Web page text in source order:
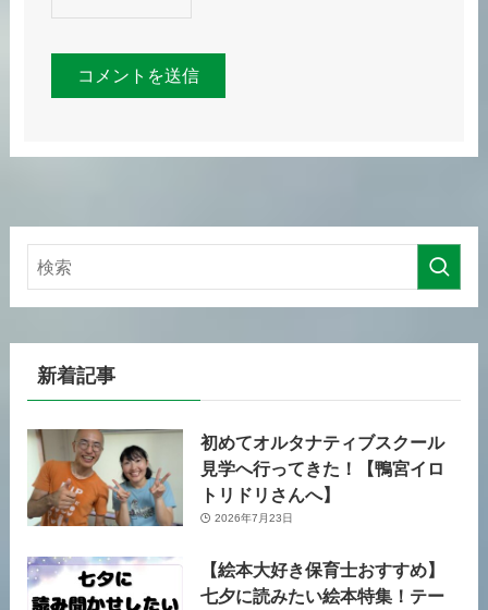
新着記事
初めてオルタナティブスクール
見学へ行ってきた！【鴨宮イロ
トリドリさんへ】
2026年7月23日
【絵本大好き保育士おすすめ】
七夕に読みたい絵本特集！テー